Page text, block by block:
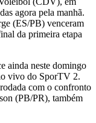
agora pela manhã.
(ES/PB) venceram
da primeira etapa
ainda neste domingo
vivo do SporTV 2.
com o confronto
(PB/PR), também